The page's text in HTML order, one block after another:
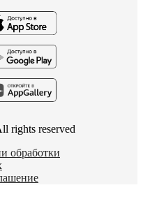
rights reserved
обработки